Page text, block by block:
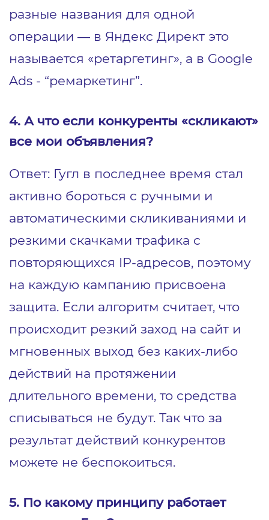
разные названия для одной
операции — в Яндекс Директ это
называется «ретаргетинг», а в Google
Ads - “ремаркетинг”.
4. А что если конкуренты «скликают»
все мои объявления?
Ответ: Гугл в последнее время стал
активно бороться с ручными и
автоматическими скликиваниями и
резкими скачками трафика с
повторяющихся IP-адресов, поэтому
на каждую кампанию присвоена
защита. Если алгоритм считает, что
происходит резкий заход на сайт и
мгновенных выход без каких-либо
действий на протяжении
длительного времени, то средства
списываться не будут. Так что за
результат действий конкурентов
можете не беспокоиться.
5. По какому принципу работает